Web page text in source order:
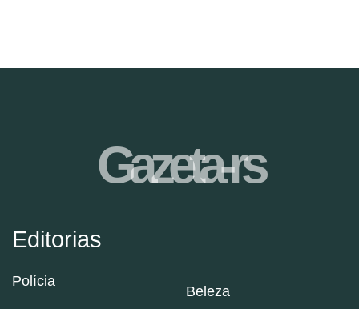
Editorias
Polícia
Beleza
Gazeta-rs